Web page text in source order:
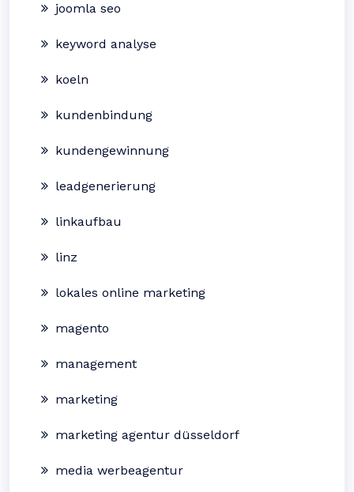
joomla seo
keyword analyse
koeln
kundenbindung
kundengewinnung
leadgenerierung
linkaufbau
linz
lokales online marketing
magento
management
marketing
marketing agentur düsseldorf
media werbeagentur